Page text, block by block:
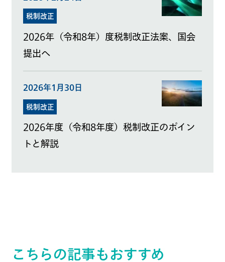
税制改正
2026年（令和8年）度税制改正法案、国会
提出へ
2026年1月30日
税制改正
2026年度（令和8年度）税制改正のポイン
トと解説
こちらの記事もおすすめ